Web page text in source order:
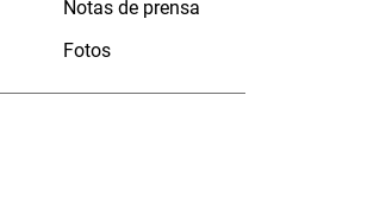
Notas de prensa
Fotos